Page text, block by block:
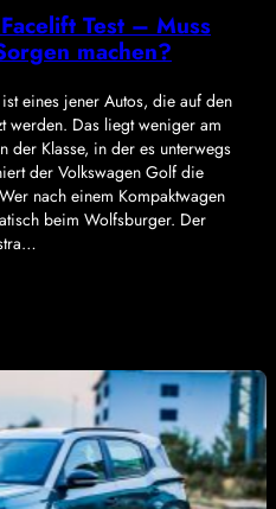
Test – Muss
machen?
eines jener Autos, die auf den
werden. Das liegt weniger am
der Klasse, in der es unterwegs
der Volkswagen Golf die
nach einem Kompaktwagen
beim Wolfsburger. Der